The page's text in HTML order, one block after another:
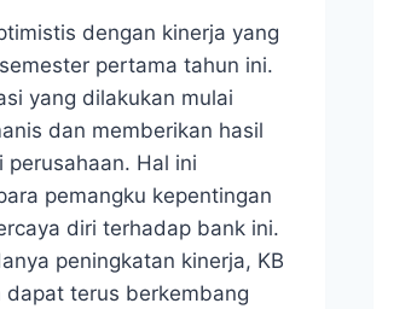
dengan kinerja yang
pertama tahun ini.
yang dilakukan mulai
dan memberikan hasil
perusahaan. Hal ini
pemangku kepentingan
diri terhadap bank ini.
peningkatan kinerja, KB
dapat terus berkembang